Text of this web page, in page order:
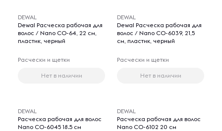
DEWAL
Dewal Расческа рабочая для
волос / Nano CO-64, 22 см,
пластик, черный
Расчески и щетки
Нет в наличии
DEWAL
Dewal Расческа рабочая для
волос / Nano СО-6039, 21,5
см, пластик, черный
Расчески и щетки
Нет в наличии
DEWAL
Расческа рабочая для волос
Nano СО-6045 18.5 см
DEWAL
Расческа рабочая для волос
Nano СО-6102 20 см